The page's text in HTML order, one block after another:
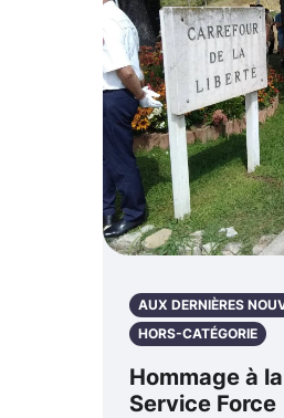
AUX DERNIÈRES
HORS-CATÉGORIE
Hommage à
Service Force